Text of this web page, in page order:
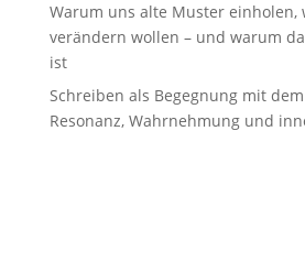
Warum uns alte Muster einholen,
verändern wollen – und warum
ist
Schreiben als Begegnung mit
Resonanz, Wahrnehmung und